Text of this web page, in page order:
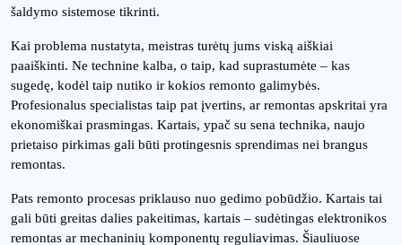
šaldymo sistemose tikrinti.
Kai problema nustatyta, meistras turėtų jums viską aiškiai
paaiškinti. Ne technine kalba, o taip, kad suprastumėte – kas
sugedę, kodėl taip nutiko ir kokios remonto galimybės.
Profesionalus specialistas taip pat įvertins, ar remontas apskritai yra
ekonomiškai prasmingas. Kartais, ypač su sena technika, naujo
prietaiso pirkimas gali būti protingesnis sprendimas nei brangus
remontas.
Pats remonto procesas priklauso nuo gedimo pobūdžio. Kartais tai
gali būti greitas dalies pakeitimas, kartais – sudėtingas elektronikos
remontas ar mechaninių komponentų reguliavimas. Šiauliuose